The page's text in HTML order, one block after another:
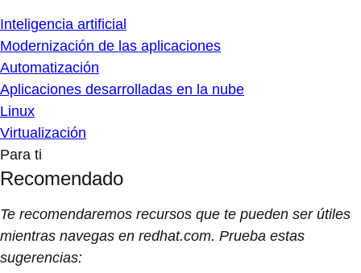
Inteligencia artificial
Modernización de las aplicaciones
Automatización
Aplicaciones desarrolladas en la nube
Linux
Virtualización
Para ti
Recomendado
Te recomendaremos recursos que te pueden ser útiles
mientras navegas en redhat.com. Prueba estas
sugerencias: